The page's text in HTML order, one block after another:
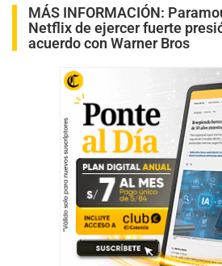
MÁS INFORMACIÓN:
Netflix de ejercer fuerte
acuerdo con Warner Bros